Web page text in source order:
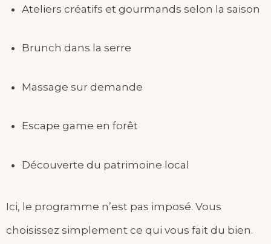
Ateliers créatifs et gourmands selon la saison
Brunch dans la serre
Massage sur demande
Escape game en forêt
Découverte du patrimoine local
Ici, le programme n’est pas imposé. Vous
choisissez simplement ce qui vous fait du bien.